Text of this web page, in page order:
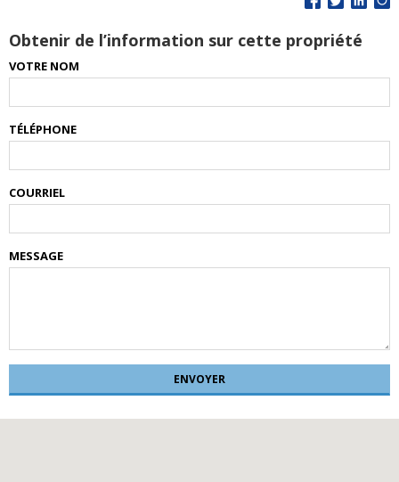
Obtenir de l’information sur cette propriété
VOTRE NOM
TÉLÉPHONE
COURRIEL
MESSAGE
ENVOYER